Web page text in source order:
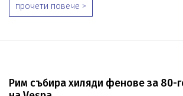
прочети повече >
Рим събира хиляди фенове за 80-